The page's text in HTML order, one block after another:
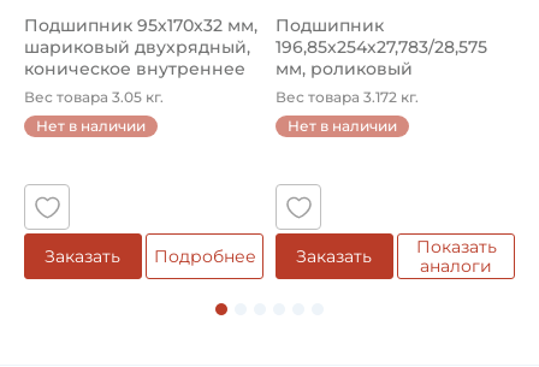
Подшипник 95х170х32 мм,
шариковый двухрядный,
коническое внутреннее
кол...
Вес товара 3.05 кг.
Нет в наличии
Заказать Подробнее
Подшипник
196,85х254х27,783/28,575
мм, роликовый
однорядный конический
...
Вес товара 3.172 кг.
Нет в наличии
Заказать
Показать
аналоги